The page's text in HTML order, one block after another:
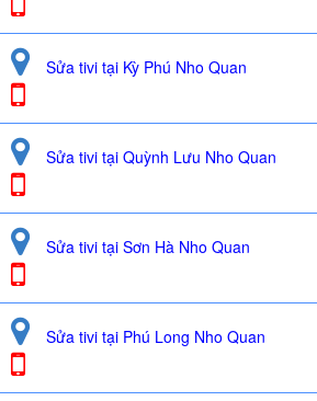
Sửa tivi tại Kỳ Phú Nho Quan
Sửa tivi tại Quỳnh Lưu Nho Quan
Sửa tivi tại Sơn Hà Nho Quan
Sửa tivi tại Phú Long Nho Quan